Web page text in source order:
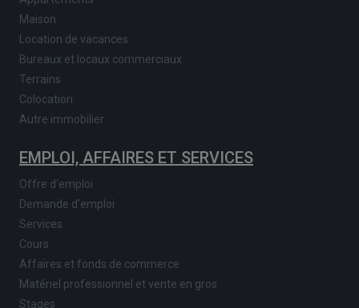
Maison
Location de vacances
Bureaux et locaux commerciaux
Terrains
Colocation
Autre immobilier
EMPLOI, AFFAIRES ET SERVICES
Offre d'emploi
Demande d'emploi
Services
Cours
Affaires et fonds de commerce
Matériel professionnel et vente en gros
Stages